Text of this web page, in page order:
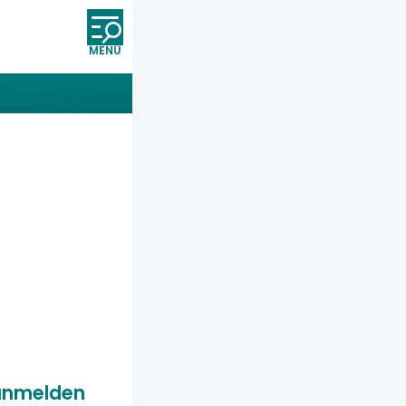
Öffnet und schließt die